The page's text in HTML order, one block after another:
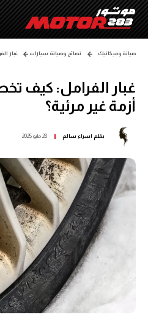
صيانة وميكانيك نصائح وصيانة سيارات غبار
غبار الفرامل: كيف
أزمة غير مرئية؟
بقلم اسراء سالم 28 مايو 2025